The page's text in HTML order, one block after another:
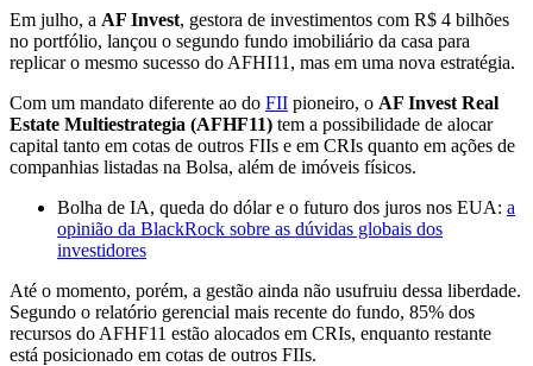
Em julho, a AF Invest, gestora de investimentos com R$ 4 bilhões
no portfólio, lançou o segundo fundo imobiliário da casa para
replicar o mesmo sucesso do AFHI11, mas em uma nova estratégia.
Com um mandato diferente ao do FII pioneiro, o AF Invest Real
Estate Multiestrategia (AFHF11) tem a possibilidade de alocar
capital tanto em cotas de outros FIIs e em CRIs quanto em ações de
companhias listadas na Bolsa, além de imóveis físicos.
Bolha de IA, queda do dólar e o futuro dos juros nos EUA: a
opinião da BlackRock sobre as dúvidas globais dos
investidores
Até o momento, porém, a gestão ainda não usufruiu dessa liberdade.
Segundo o relatório gerencial mais recente do fundo, 85% dos
recursos do AFHF11 estão alocados em CRIs, enquanto restante
está posicionado em cotas de outros FIIs.